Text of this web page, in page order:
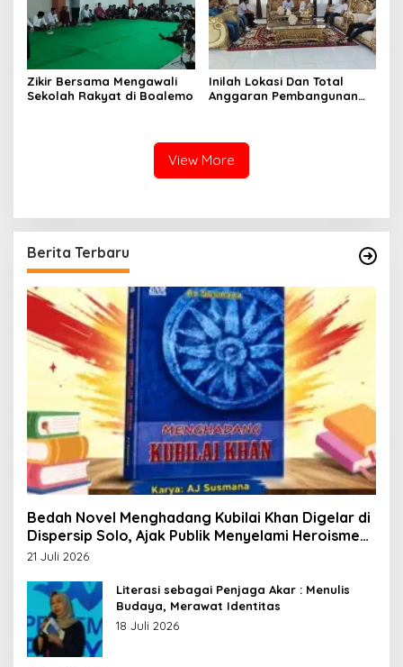
Zikir Bersama Mengawali
Sekolah Rakyat di Boalemo
Inilah Lokasi Dan Total
Anggaran Pembangunan
View More
Berita Terbaru
Bedah Novel Menghadang Kubilai Khan Digelar di
Dispersip Solo, Ajak Publik Menyelami Heroisme
Leluhur Nusantara
21 Juli 2026
Literasi sebagai Penjaga Akar : Menulis
Budaya, Merawat Identitas
18 Juli 2026